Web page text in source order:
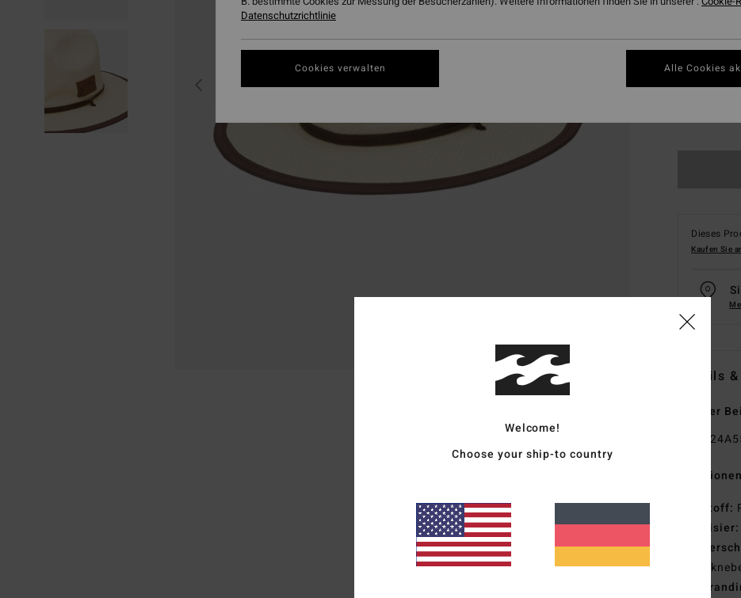
Dieses
Kaufen Sie
Details
Männer
Funktionen
Stoff:
Visier:
Welcome!
Choose your ship-to country
Datenschutzrichtlinie
Cookies verwalten Alle Cookies